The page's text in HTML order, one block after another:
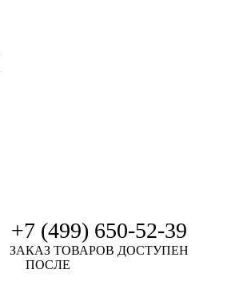
+7 (499) 650-52-39
ЗАКАЗ ТОВАРОВ ДОСТУПЕН
ПОСЛЕ